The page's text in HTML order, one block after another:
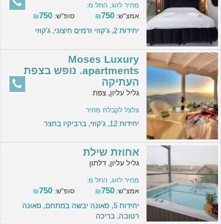
מחיר לזוג, החל מ:
אמצ"ש:
₪750 סופ"ש: ₪750
יחידות 2, ג'קוזי זרמים חיצוני, ג'קוזי
Moses Luxury
apartments. נופש בצפת
העתיקה
גליל עליון, צפת
צלצל לקבלת מחיר
יחידות 12, ג'קוזי, ברביקיו בחצר
אחוזת שילת
גליל עליון, דלתון
מחיר לזוג, החל מ:
אמצ"ש:
₪750 סופ"ש: ₪750
יחידות 5, סאונה יבשה במתחם, סאונה
רטובה, בריכה